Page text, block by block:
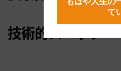
技術的スペック
て